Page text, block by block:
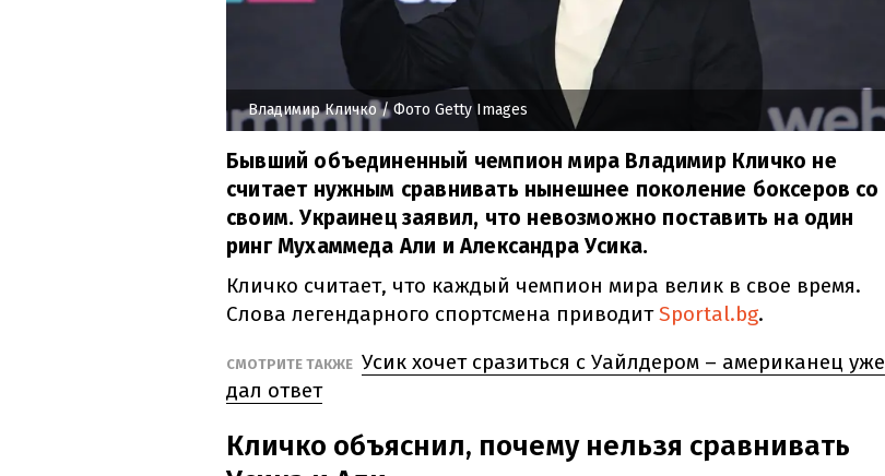
Владимир Кличко/ Фото Getty Images
Бывший объединенный чемпион мира Владимир Кличко не
считает нужным сравнивать нынешнее поколение боксеров со
своим. Украинец заявил, что невозможно поставить на один
ринг Мухаммеда Али и Александра Усика.
Кличко считает, что каждый чемпион мира велик в свое время.
Слова легендарного спортсмена приводитSportal.bg.
СМОТРИТЕ ТАКЖЕ Усик хочет сразиться с Уайлдером – американец уже
дал ответ
Кличко объяснил, почему нельзя сравнивать